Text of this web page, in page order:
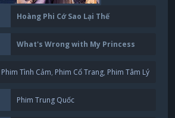
Hoàng Phi Cớ Sao Lại Thế
What's Wrong with My Princess
Phim Tình Cảm, Phim Cổ Trang, Phim Tâm Lý
Phim Trung Quốc